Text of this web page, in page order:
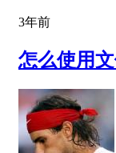
3年前
怎么使用